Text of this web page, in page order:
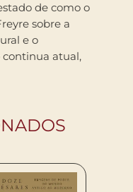
de como o
sobre a
e o
atual,